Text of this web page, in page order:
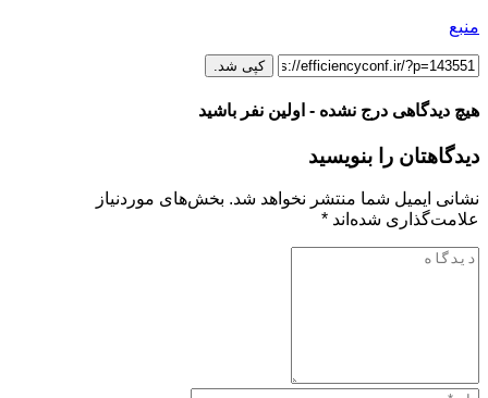
منبع
کپی شد.
هیچ دیدگاهی درج نشده - اولین نفر باشید
دیدگاهتان را بنویسید
نشانی ایمیل شما منتشر نخواهد شد. بخش‌های موردنیاز
علامت‌گذاری شده‌اند *